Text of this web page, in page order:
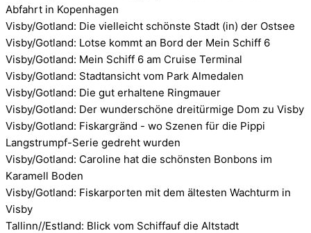
Abfahrt in Kopenhagen
Visby/Gotland: Die vielleicht schönste Stadt (in) der Ostsee
Visby/Gotland: Lotse kommt an Bord der Mein Schiff 6
Visby/Gotland: Mein Schiff 6 am Cruise Terminal
Visby/Gotland: Stadtansicht vom Park Almedalen
Visby/Gotland: Die gut erhaltene Ringmauer
Visby/Gotland: Der wunderschöne dreitürmige Dom zu Visby
Visby/Gotland: Fiskargränd - wo Szenen für die Pippi
Langstrumpf-Serie gedreht wurden
Visby/Gotland: Caroline hat die schönsten Bonbons im
Karamell Boden
Visby/Gotland: Fiskarporten mit dem ältesten Wachturm in
Visby
Tallinn//Estland: Blick vom Schiffauf die Altstadt